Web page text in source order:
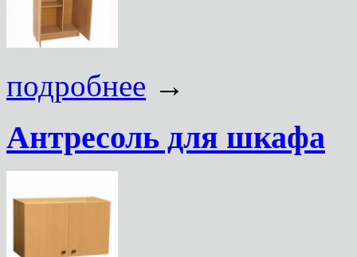
подробнее →
Антресоль для шкафа